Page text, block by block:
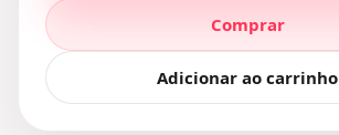
Comprar
Adicionar ao carrinho